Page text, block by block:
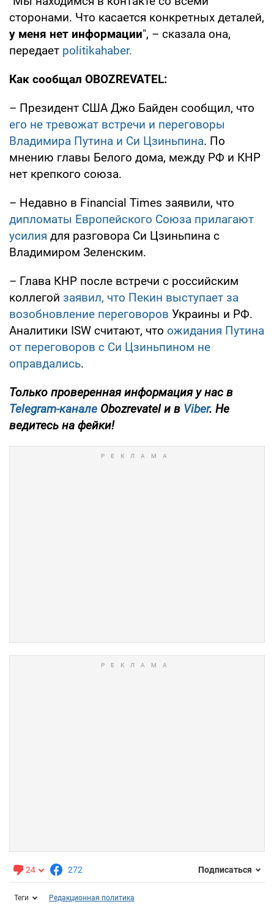
сторонами. Что касается конкретных деталей,
у меня нет информации", – сказала она,
передает politikahaber.
Как сообщал OBOZREVATEL:
– Президент США Джо Байден сообщил, что
его не тревожат встречи и переговоры
Владимира Путина и Си Цзиньпина. По
мнению главы Белого дома, между РФ и КНР
нет крепкого союза.
– Недавно в Financial Times заявили, что
дипломаты Европейского Союза прилагают
усилия для разговора Си Цзиньпина с
Владимиром Зеленским.
– Глава КНР после встречи с российским
коллегой заявил, что Пекин выступает за
возобновление переговоров Украины и РФ.
Аналитики ISW считают, что ожидания Путина
от переговоров с Си Цзиньпином не
оправдались.
Только проверенная информация у нас в
Telegram-канале Obozrevatel и в Viber. Не
ведитесь на фейки!
24 272 Подписаться
Теги Редакционная политика